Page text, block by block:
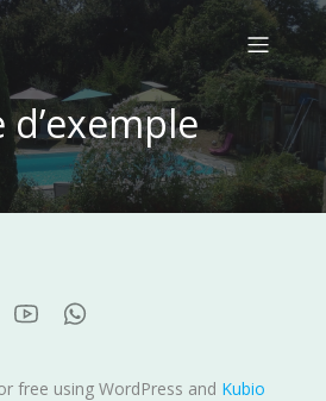
d’exemple
free using WordPress and Kubio